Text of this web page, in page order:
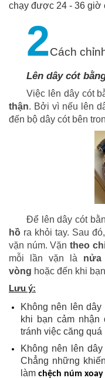
chạy được 24 - 36 giờ
2Cách
Lên dây cót
Việc lên dây cót
thận. Bởi vì nếu lên
đến bộ dây cót bên
Để lên dây cót
hồ ra khỏi tay. Sau
vặn núm. Vặntheo
mỗi lần vặn là nửa
vòng hoặc đến khi
Lưu ý:
Không nên lên
khi bạn cảm
tránh việc căng
Không nên lên
Chẳng những
làm chệch núm xoay